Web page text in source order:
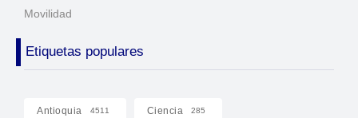
Movilidad
Etiquetas populares
Antioquia 4511 Ciencia 285